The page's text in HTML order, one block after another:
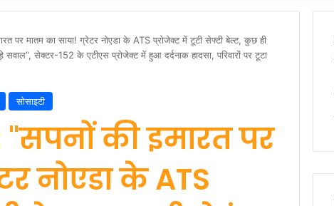
पर मातम का साया! ग्रेटर नोएडा के ATS प्रोजेक्ट में टूटी सेफ्टी बेल्ट, कुछ ही
सेक्टर-152 के एटीएस प्रोजेक्ट में हुआ दर्दनाक हादसा, परिवारों पर टूटा
सोसाइटी
की इमारत पर
नोएडा के ATS